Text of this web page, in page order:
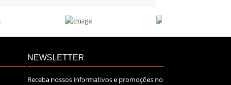
NEWSLETTER
Receba nossos informativos e promoções no